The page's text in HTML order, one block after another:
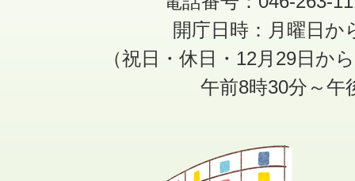
開庁日時：月曜日か
（祝日・休日・12月29日か
午前8時30分～午